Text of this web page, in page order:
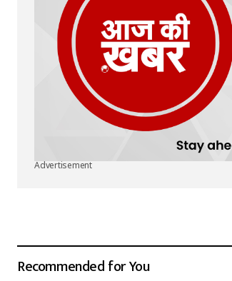
Advertisement
Recommended for You